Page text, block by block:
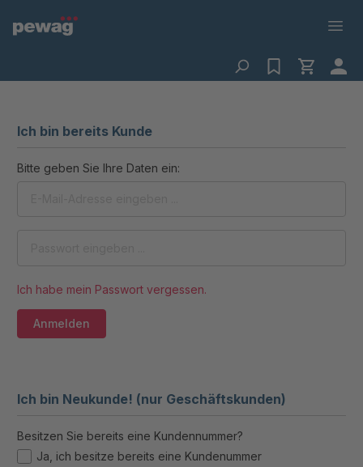
Ich bin bereits Kunde
Bitte geben Sie Ihre Daten ein:
Ich habe mein Passwort vergessen.
Anmelden
Ich bin Neukunde! (nur Geschäftskunden)
Besitzen Sie bereits eine Kundennummer?
Ja, ich besitze bereits eine Kundenummer